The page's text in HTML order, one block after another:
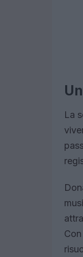
La